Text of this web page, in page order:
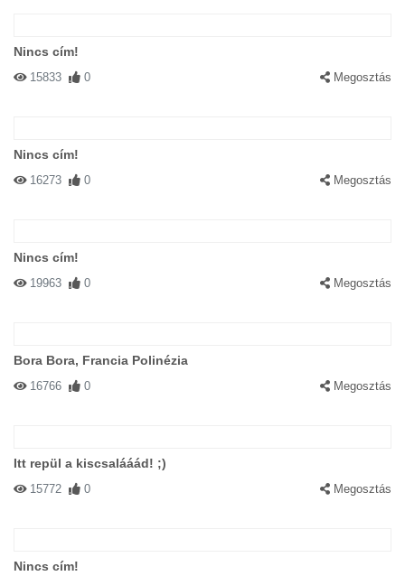
Nincs cím!
15833 0 Megosztás
Nincs cím!
16273 0 Megosztás
Nincs cím!
19963 0 Megosztás
Bora Bora, Francia Polinézia
16766 0 Megosztás
Itt repül a kiscsalááád! ;)
15772 0 Megosztás
Nincs cím!